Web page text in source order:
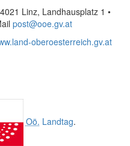
Linz, Landhausplatz 1 •
post@ooe.gv.at
oberoesterreich.gv.at
Oö. Landtag.